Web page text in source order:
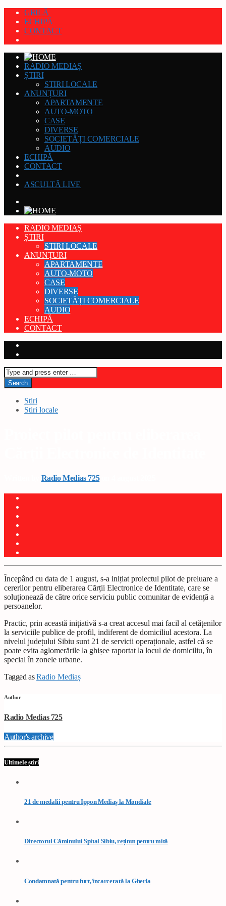
GRILĂ
ECHIPĂ
CONTACT
RADIO MEDIAȘ
ȘTIRI
STIRI LOCALE
ANUNȚURI
APARTAMENTE
AUTO-MOTO
CASE
DIVERSE
SOCIETĂȚI COMERCIALE
AUDIO
ECHIPĂ
CONTACT
ASCULTĂ LIVE
RADIO MEDIAȘ
ȘTIRI
STIRI LOCALE
ANUNȚURI
APARTAMENTE
AUTO-MOTO
CASE
DIVERSE
SOCIETĂȚI COMERCIALE
AUDIO
ECHIPĂ
CONTACT
Stiri
Stiri locale
Radio Medias 725on 4 august 2025
Începând cu data de 1 august, s-a inițiat proiectul pilot de preluare a
cererilor pentru eliberarea Cărții Electronice de Identitate, care se
soluționează de către orice serviciu public comunitar de evidență a
persoanelor.
Practic, prin această inițiativă s-a creat accesul mai facil al cetățenilor
la serviciile publice de profil, indiferent de domiciliul acestora. La
nivelul județului Sibiu sunt 21 de servicii operaționale, astfel că se
poate evita aglomerările la ghișee raportat la locul de domiciliu, în
special în zonele urbane.
Tagged asRadio Mediaș
Author
Radio Medias 725
Author's archive
Ultimele știri
21 de medalii pentru Ippon Mediaș la Mondiale
Directorul Căminului Spital Sibiu, reținut pentru mită
Condamnată pentru furt, încarcerată la Gherla